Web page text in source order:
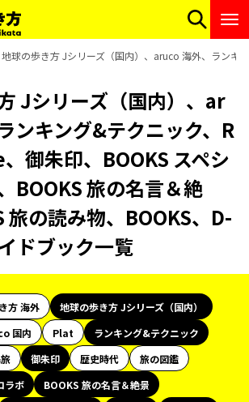
地球の歩き方 Jシリーズ（国内）、aruco 海外、ランキ
Jシリーズ（国内）、ar
ンキング&テクニック、R
御朱印、BOOKS スペシ
BOOKS 旅の名言＆絶
旅の読み物、BOOKS、D-
ドブック一覧
方 海外
地球の歩き方 Jシリーズ（国内）
国内 Plat
ランキング&テクニック
御朱印 歴史時代
旅の図鑑
ラボ
BOOKS 旅の名言＆絶景